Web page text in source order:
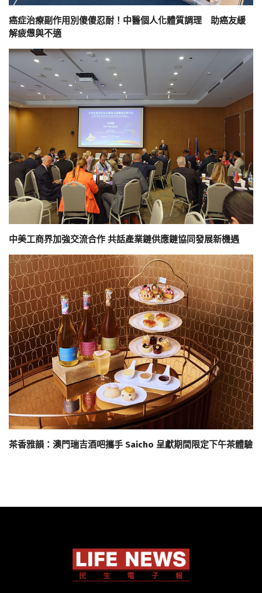
癌症治療副作用別傻傻忍耐！中醫個人化體質調理 助癌友緩
解疲憊與不適
中美工商界加強交流合作 共話產業鏈供應鏈協同發展新機遇
茶香雅韻：澳門瑞吉酒吧攜手 Saicho 呈獻期間限定下午茶體驗